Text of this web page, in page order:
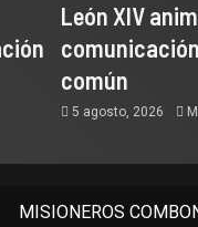
León XIV
común
5 agosto, 2026
MISIONEROS